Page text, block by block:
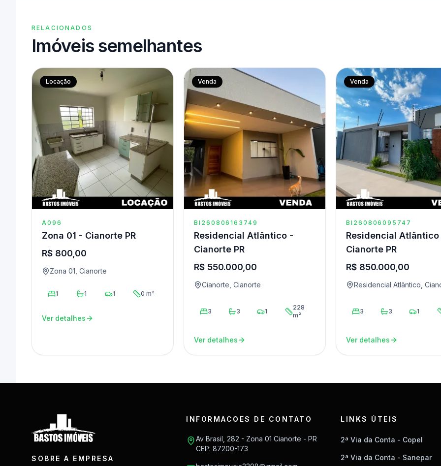
RELACIONADOS
Imóveis semelhantes
Locação
A096
Zona 01 - Cianorte PR
R$ 800,00
Zona 01, Cianorte
1 1 1 0 m²
Ver detalhes
Venda
BI260806163749
Residencial Atlântico -
Cianorte PR
R$ 550.000,00
Cianorte, Cianorte
3 3 1
228
m²
Ver detalhes
Venda
BI260806095747
Residencial
Cianorte PR
R$ 850.000,00
Residencial Atlântico,
3 3 1
Ver detalhes
SOBRE A EMPRESA
INFORMACOES DE CONTATO
Av Brasil, 282 - Zona 01 Cianorte - PR
CEP: 87200-173
LINKS ÚTEIS
2ª Via da Conta - Copel
2ª Via da Conta - Sanepar